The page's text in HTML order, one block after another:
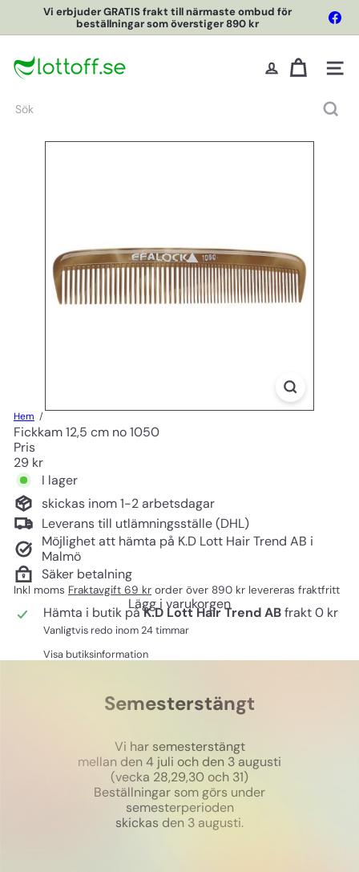
innehållet
Pausa
Vi erbjuder GRATIS frakt till närmaste ombud för
beställningar som överstiger 890 kr
o
O
Sök
Hem
Fickkam 12,5 cm no 1050
Pris
Ord
pris
29 kr
I lager
skickas inom 1-2 arbetsdagar
Leverans till utlämningsställe (DHL)
Möjlighet att hämta på K.D Lott Hair Trend AB i
Malmö
Säker betalning
Inkl moms Fraktavgift 69 kr order över 890 kr levereras fraktfritt
Lägg i varukorgen
Hämta i butik påK.D Lott Hair Trend ABfrakt 0 kr
Vanligtvis redo inom 24 timmar
Visa butiksinformation
Semesterstängt
Vi har semesterstängt
mellan den 4 juli och den 3 augusti
(vecka 28,29,30 och 31)
Beställningar som görs under
semesterperioden
skickas den 3 augusti.